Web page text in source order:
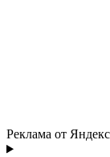
Реклама от Яндекс